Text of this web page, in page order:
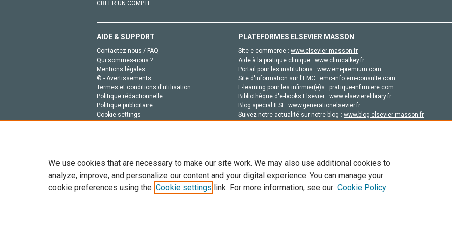
CRÉER UN COMPTE
AIDE & SUPPORT
Contactez-nous / FAQ
Qui sommes-nous ?
Mentions légales
© - Avertissements
Termes et conditions d'utilisation
Politique rédactionnelle
Politique publicitaire
Cookie settings
PLATEFORMES ELSEVIER MASSON
Site e-commerce : www.elsevier-masson.fr
Aide à la pratique clinique : www.clinicalkey.fr
Portail pour les institutions : www.em-premium.com
Site d'information sur l'EMC : emc-info.em-consulte.com
E-learning pour les infirmier(e)s : pratique-infirmiere.com
Bibliothèque d'e-books Elsevier : www.elsevierelibrary.fr
Blog special IFSI : www.generationelsevier.fr
Suivez notre actualité sur notre blog : www.blog-elsevier-masson.fr
Tout le contenu de ce site: Copyright © 2026 Elsevier, ses concédants de licence et ses contributeurs. Tout les droits sont réservés,
de données, a la formation en IA et aux technologies similaires. Pour tout contenu en libre accès, les conditions de licence
We use cookies that are necessary to make our site work. We may also use additional cookies to
analyze, improve, and personalize our content and your digital experience. You can manage your
cookie preferences using the Cookie settings link. For more information, see our Cookie Policy